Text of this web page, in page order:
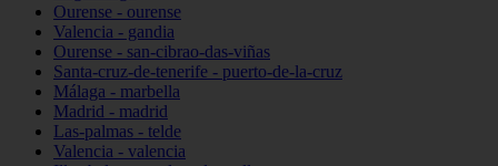
Ourense - ourense
Valencia - gandia
Ourense - san-cibrao-das-viñas
Santa-cruz-de-tenerife - puerto-de-la-cruz
Málaga - marbella
Madrid - madrid
Las-palmas - telde
Valencia - valencia